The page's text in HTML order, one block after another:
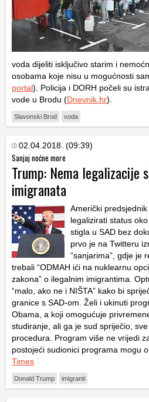
voda dijeliti isključivo starim i
osobama koje nisu u mogućnosti
portal). Policija i DORH počeli su
vode u Brodu (Dnevnik.hr).
Slavonski Brod voda
02.04.2018. (09:39)
Sanjaj noćne more
Trump: Nema legalizacije
imigranata
Američki
legalizirati status
stigla u SAD bez
prvo je na Twitteru
“sanjarima”, gdje je
trebali “ODMAH ići na nuklearnu
zakona” o ilegalnim imigrantima.
“malo, ako ne i NIŠTA” kako bi
granice s SAD-om. Želi i ukinuti
Obama, a koji omogućuje
studiranje, ali ga je sud spriječio,
procedura. Program više ne vrijedi
postojeći sudionici programa mogu
Times
Donald Trump imigranti